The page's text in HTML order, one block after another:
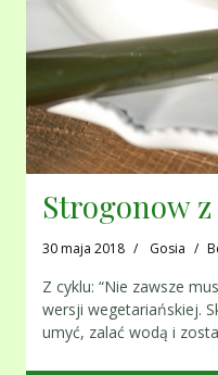
Strogonow
30 maja 2018 Gosia
Z cyklu: “Nie zawsze
wersji wegetariańskiej.
umyć, zalać wodą i